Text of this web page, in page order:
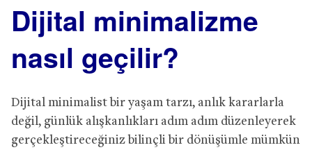
Dijital minimalizme
nasıl geçilir?
Dijital minimalist bir yaşam tarzı, anlık kararlarla
değil, günlük alışkanlıkları adım adım düzenleyerek
gerçekleştireceğiniz bilinçli bir dönüşümle mümkün